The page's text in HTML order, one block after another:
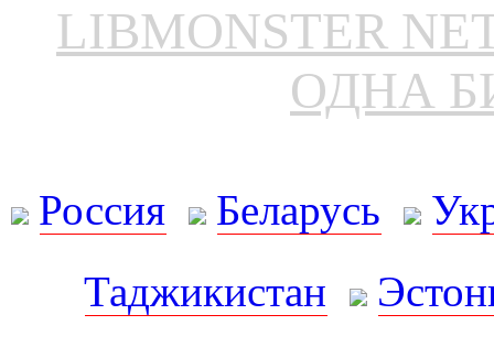
LIBMONSTER
ОДНА
Россия Беларусь
Таджикистан